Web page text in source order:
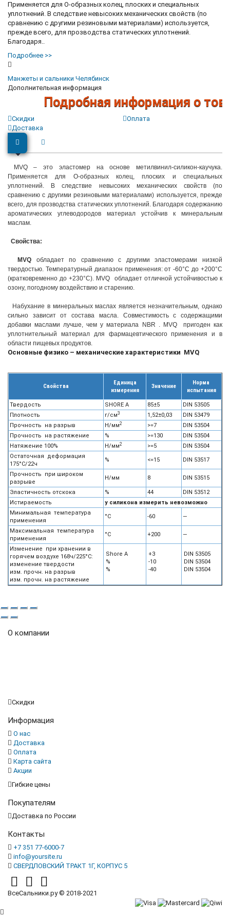
Применяется для О-образных колец, плоских и специальных
уплотнений. В следствие невысоких механических свойств (по
сравнению с другими резиновыми материалами) используется,
прежде всего, для прозводства статических уплотнений.
Благодаря..
Подробнее >>
Манжеты и сальники Челябинск
Дополнительная информация
Подробная информация о
Скидки
Оплата
Доставка
MVQ – это эластомер на основе метилвинил-силикон-каучука.
Применяется для О-образных колец, плоских и специальных
уплотнений. В следствие невысоких механических свойств (по
сравнению с другими резиновыми материалами) используется, прежде
всего, для прозводства статических уплотнений. Благодаря содержанию
ароматических углеводородов материал устойчив к минеральным
маслам.
Свойства:
MVQ обладает по сравнению с другими эластомерами низкой
твердостью. Температурный диапазон применения: от -60°С до +200°С
(кратковременно до +230°С). MVQ обладает отличной устойчивостью к
озону, погодному воздействию и старению.
Набухание в минеральных маслах является незначительным, однако
сильно зависит от состава масла. Совместимость с содержащими
добавки маслами лучше, чем у материала NBR . MVQ пригоден как
уплотнительный материал для фармацевтического применения и в
области пищевых продуктов.
Основные физико – механические характеристики MVQ
Свойства
Единица
измерения
Значение
Норма
испытания
Твердость SHORE A 85±5
DIN 53505
Плотность
г/см3 1,52±0,03
DIN 53479
Прочность на разрыв
Н/мм2 >=7
DIN 53504
Прочность на растяжение
% >=130
DIN 53504
Натяжение 100%
Н/мм2 >=5
DIN 53504
Остаточная деформация
175°С/22ч
% <=15 DIN 53517
Прочность при широком
разрыве
Н/мм 8 DIN 53515
Эластичность отскока % 44
DIN 53512
Истираемость
у силикона измерить невозможно
Минимальная температура
применения
°С -60 —
Максимальная температура
применения
°С +200 —
Изменение при хранении в
горячем воздухе 168ч/225°С:
изменение твердости
изм. прочн. на разрыв
изм. прочн. на растяжение
Shore A
%
%
+3
-10
-40
DIN 53505
DIN 53504
DIN 53504
О компании
Скидки
Информация
О нас
Доставка
Оплата
Карта сайта
Акции
Гибкие цены
Покупателям
Доставка по России
Контакты
+7 351 77-6000-7
info@yoursite.ru
СВЕРДЛОВСКИЙ ТРАКТ 1Г, КОРПУС 5
ВсеСальники.ру © 2018-2021